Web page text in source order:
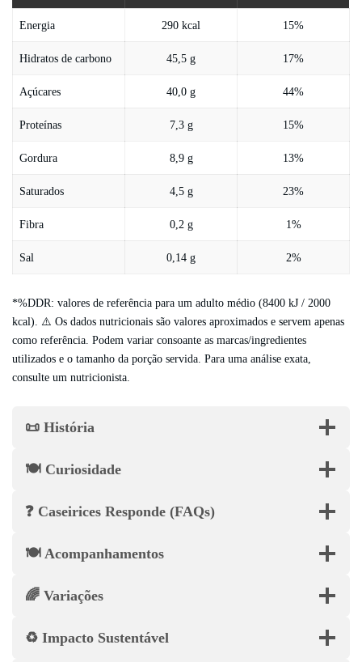
Energia 290 kcal 15%
Hidratos de carbono 45,5 g 17%
Açúcares 40,0 g 44%
Proteínas 7,3 g 15%
Gordura 8,9 g 13%
Saturados 4,5 g 23%
Fibra 0,2 g 1%
Sal 0,14 g 2%
*%DDR: valores de referência para um adulto médio (8400 kJ / 2000
kcal). ⚠️ Os dados nutricionais são valores aproximados e servem apenas
como referência. Podem variar consoante as marcas/ingredientes
utilizados e o tamanho da porção servida. Para uma análise exata,
consulte um nutricionista.
📜 História
🍽️ Curiosidade
❓ Caseirices Responde (FAQs)
🍽️ Acompanhamentos
🌈 Variações
♻️ Impacto Sustentável